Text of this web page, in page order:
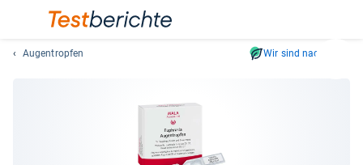
Augentropfen Wir sind nachhaltig